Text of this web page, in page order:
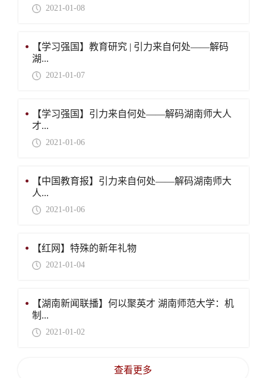
2021-01-08
【学习强国】教育研究 | 引力来自何处——解码
湖...
2021-01-07
【学习强国】引力来自何处——解码湖南师大人
才...
2021-01-06
【中国教育报】引力来自何处——解码湖南师大
人...
2021-01-06
【红网】特殊的新年礼物
2021-01-04
【湖南新闻联播】何以聚英才 湖南师范大学：机
制...
2021-01-02
查看更多